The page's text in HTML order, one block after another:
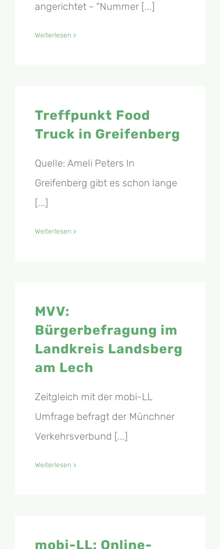
angerichtet - "Nummer [...]
Weiterlesen
Treffpunkt Food
Truck in Greifenberg
Quelle: Ameli Peters In
Greifenberg gibt es schon lange
[...]
Weiterlesen
MVV:
Bürgerbefragung im
Landkreis Landsberg
am Lech
Zeitgleich mit der mobi-LL
Umfrage befragt der Münchner
Verkehrsverbund [...]
Weiterlesen
mobi-LL: Online-